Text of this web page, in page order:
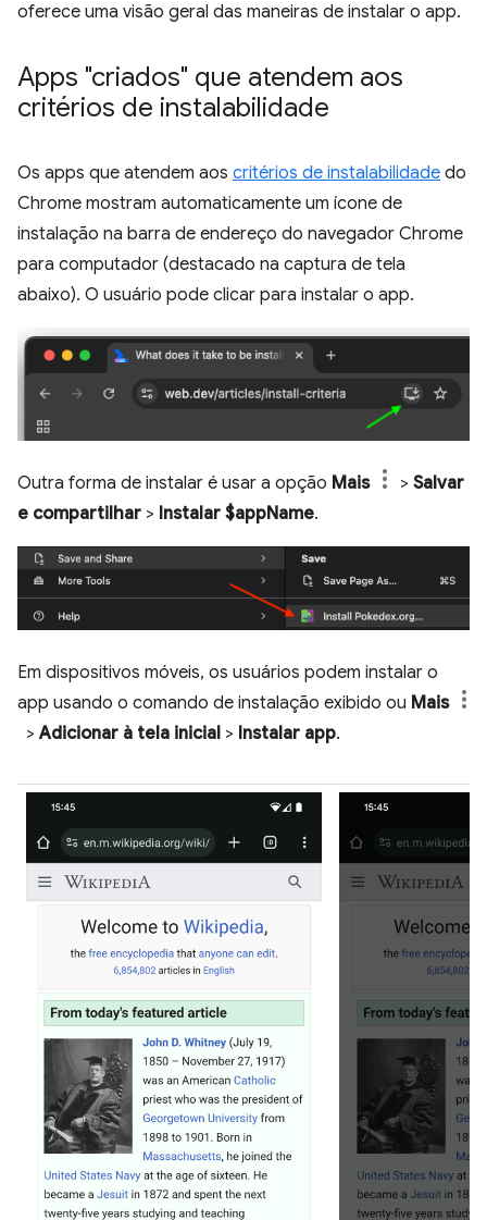
oferece uma visão geral das maneiras de instalar o app.
Apps "criados" que atendem aos
critérios de instalabilidade
Os apps que atendem aos critérios de instalabilidade do
Chrome mostram automaticamente um ícone de
instalação na barra de endereço do navegador Chrome
para computador (destacado na captura de tela
abaixo). O usuário pode clicar para instalar o app.
Outra forma de instalar é usar a opção Mais > Salvar
e compartilhar > Instalar $appName.
Em dispositivos móveis, os usuários podem instalar o
app usando o comando de instalação exibido ou Mais
>Adicionar à tela inicial > Instalar app.